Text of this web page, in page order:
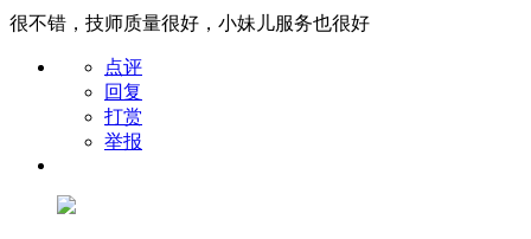
很不错，技师质量很好，小妹儿服务也很好
点评
回复
打赏
举报